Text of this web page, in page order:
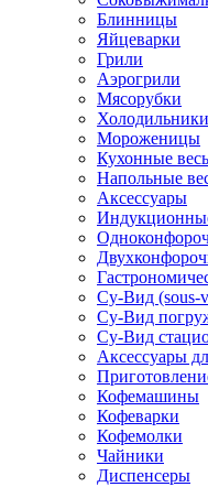
Блинницы
Яйцеварки
Грили
Аэрогрили
Мясорубки
Холодильники
Мороженицы
Кухонные
Напольные
Аксессуары
Су-Вид (sous-
Су-Вид
Су-Вид
Аксессуары
Кофемашины
Кофеварки
Кофемолки
Чайники
Диспенсеры